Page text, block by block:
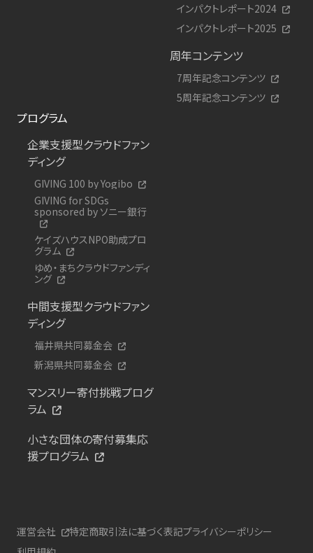
インパクトレポート2024
インパクトレポート2025
周年コンテンツ
7周年記念コンテンツ
5周年記念コンテンツ
プログラム
企業支援型クラウドファン
ディング
GIVING 100 by Yogibo
GIVING for SDGs
sponsored by ソニー銀行
ケイズハウスNPO助成プロ
グラム
ゆめ・まちクラウドファンディ
ング
中間支援型クラウドファン
ディング
福井県共同募金会
新潟県共同募金会
マンスリー寄付挑戦プログ
ラム
小さな団体の寄付募集応
援プログラム
運営会社 特定商取引法に基づく表記プライバシーポリシー